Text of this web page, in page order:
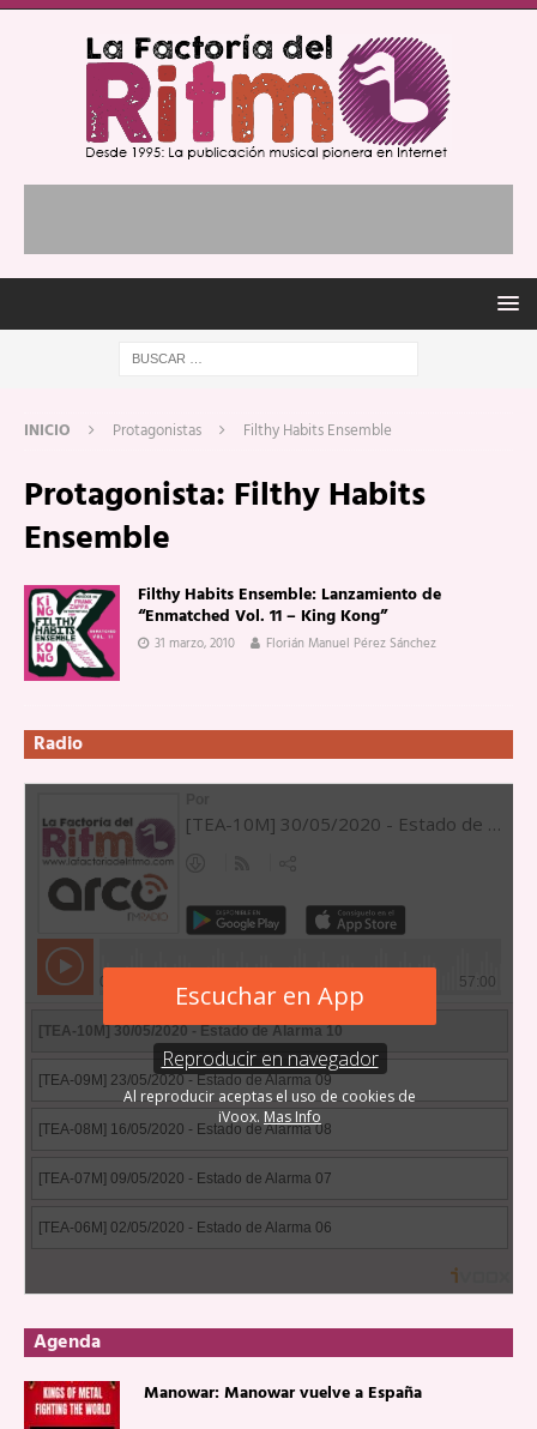
INICIO Protagonistas Filthy Habits Ensemble
Protagonista: Filthy Habits
Ensemble
Filthy Habits Ensemble: Lanzamiento de
“Enmatched Vol. 11 – King Kong”
31 marzo, 2010 Florián Manuel Pérez Sánchez
Radio
Agenda
Manowar: Manowar vuelve a España